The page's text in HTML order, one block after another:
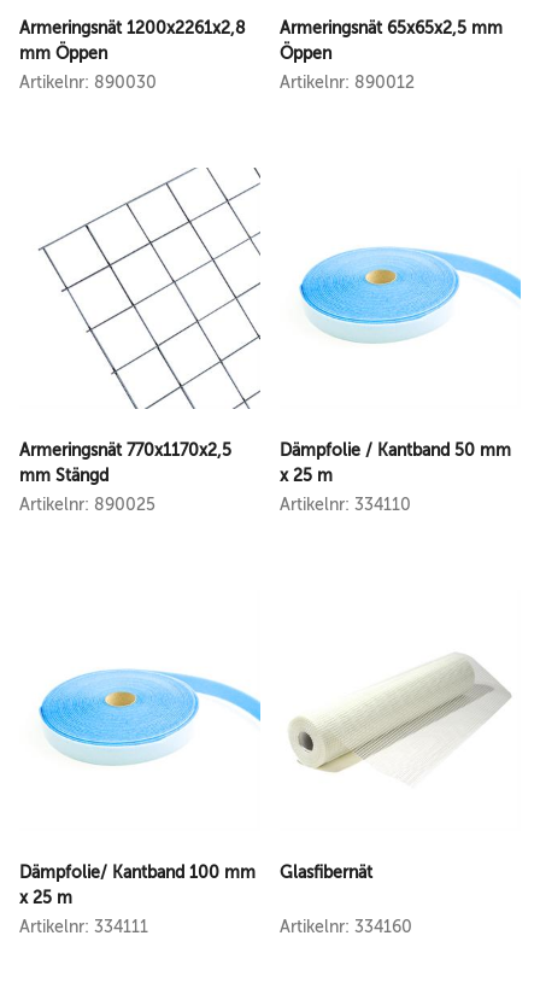
Armeringsnät 1200x2261x2,8
mm Öppen
Artikelnr: 890030
Armeringsnät 65x65x2,5 mm
Öppen
Artikelnr: 890012
Armeringsnät 770x1170x2,5
mm Stängd
Artikelnr: 890025
Dämpfolie / Kantband 50 mm
x 25 m
Artikelnr: 334110
Dämpfolie/ Kantband 100 mm
x 25 m
Artikelnr: 334111
Glasfibernät
Artikelnr: 334160